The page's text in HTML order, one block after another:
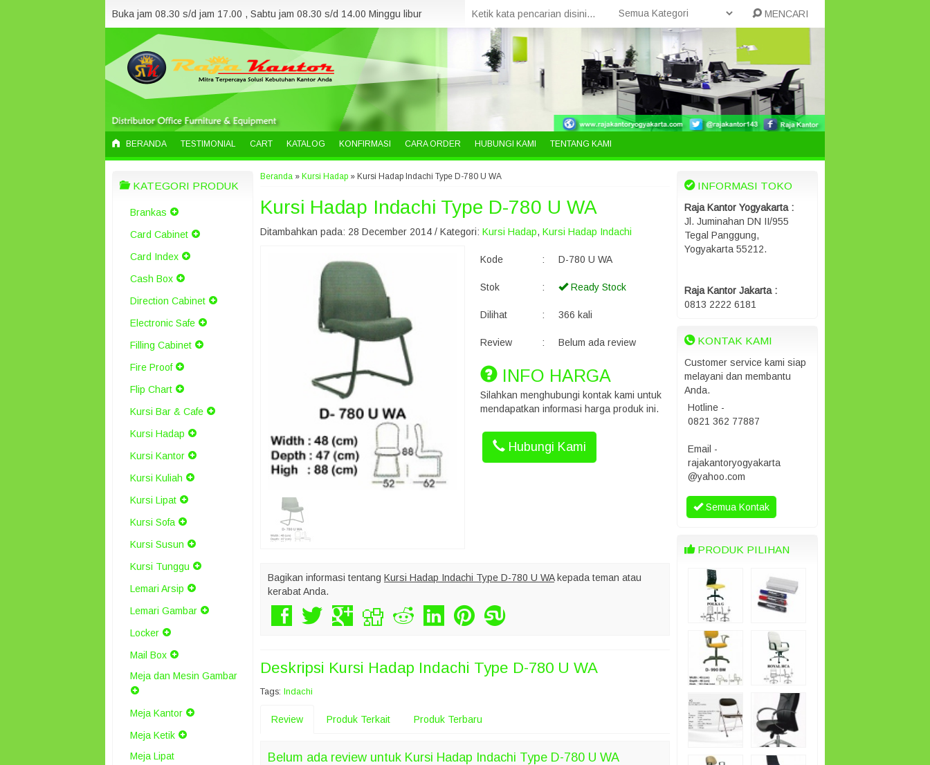
Buka jam 08.30 s/d jam 17.00 , Sabtu jam 08.30 s/d 14.00 Minggu libur MENCARI
BERANDA TESTIMONIAL CART KATALOG KONFIRMASI CARA ORDER HUBUNGI KAMI TENTANG KAMI
KATEGORI PRODUK
Brankas
Card Cabinet
Card Index
Cash Box
Direction Cabinet
Electronic Safe
Filling Cabinet
Fire Proof
Flip Chart
Kursi Bar & Cafe
Kursi Hadap
Kursi Kantor
Kursi Kuliah
Kursi Lipat
Kursi Sofa
Kursi Susun
Kursi Tunggu
Lemari Arsip
Lemari Gambar
Locker
Mail Box
Meja dan Mesin Gambar
Meja Kantor
Meja Ketik
Meja Lipat
Beranda » Kursi Hadap » Kursi Hadap Indachi Type D-780 U WA
Kursi Hadap Indachi Type D-780 U WA
Ditambahkan pada: 28 December 2014 / Kategori: Kursi Hadap, Kursi Hadap Indachi
Kode : D-780 U WA
Stok : Ready Stock
Dilihat : 366 kali
Review : Belum ada review
INFO HARGA
Silahkan menghubungi kontak kami untuk
mendapatkan informasi harga produk ini.
Hubungi Kami
Bagikan informasi tentang Kursi Hadap Indachi Type D-780 U WAkepada teman atau
kerabat Anda.
Deskripsi Kursi Hadap Indachi Type D-780 U WA
Tags: Indachi
Review Produk Terkait Produk Terbaru
Belum ada review untuk Kursi Hadap Indachi Type D-780 U WA
INFORMASI TOKO
Raja Kantor Yogyakarta :
Jl. Juminahan DN II/955
Tegal Panggung,
Yogyakarta 55212.
Raja Kantor Jakarta :
0813 2222 6181
KONTAK KAMI
Customer service kami siap
melayani dan membantu
Anda.
Hotline -
0821 362 77887
Email -
rajakantoryogyakarta
@yahoo.com
Semua Kontak
PRODUK PILIHAN